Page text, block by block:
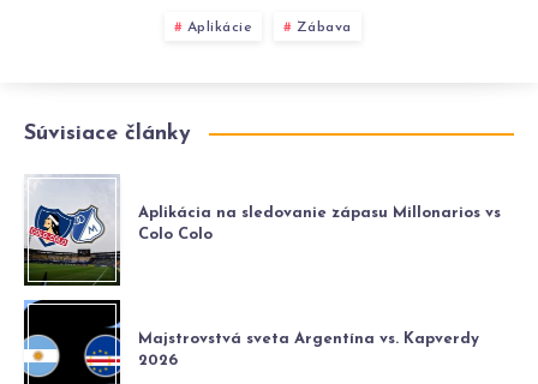
Aplikácie Zábava
Súvisiace články
Aplikácia na sledovanie zápasu Millonarios vs
Colo Colo
Majstrovstvá sveta Argentína vs. Kapverdy
2026